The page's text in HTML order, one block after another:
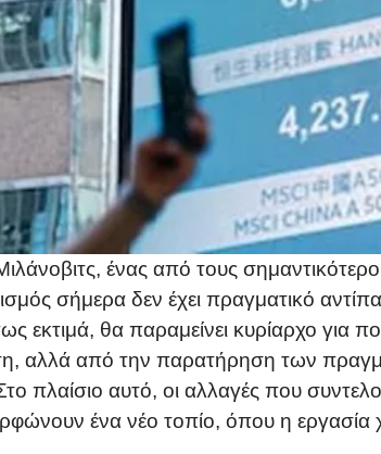
ένας από τους
σήμερα δεν έχει πραγματικό
εκτιμά, θα παραμείνει κυρίαρχο για
αλλά από την παρατήρηση των
πλαίσιο αυτό, οι αλλαγές που
ένα νέο τοπίο, όπου η εργασία